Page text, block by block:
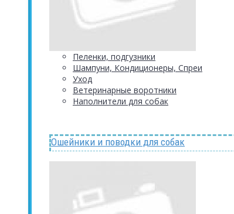
Пеленки, подгузники
Шампуни, Кондиционеры, Спреи
Уход
Ветеринарные воротники
Наполнители для собак
Ошейники и поводки для собак